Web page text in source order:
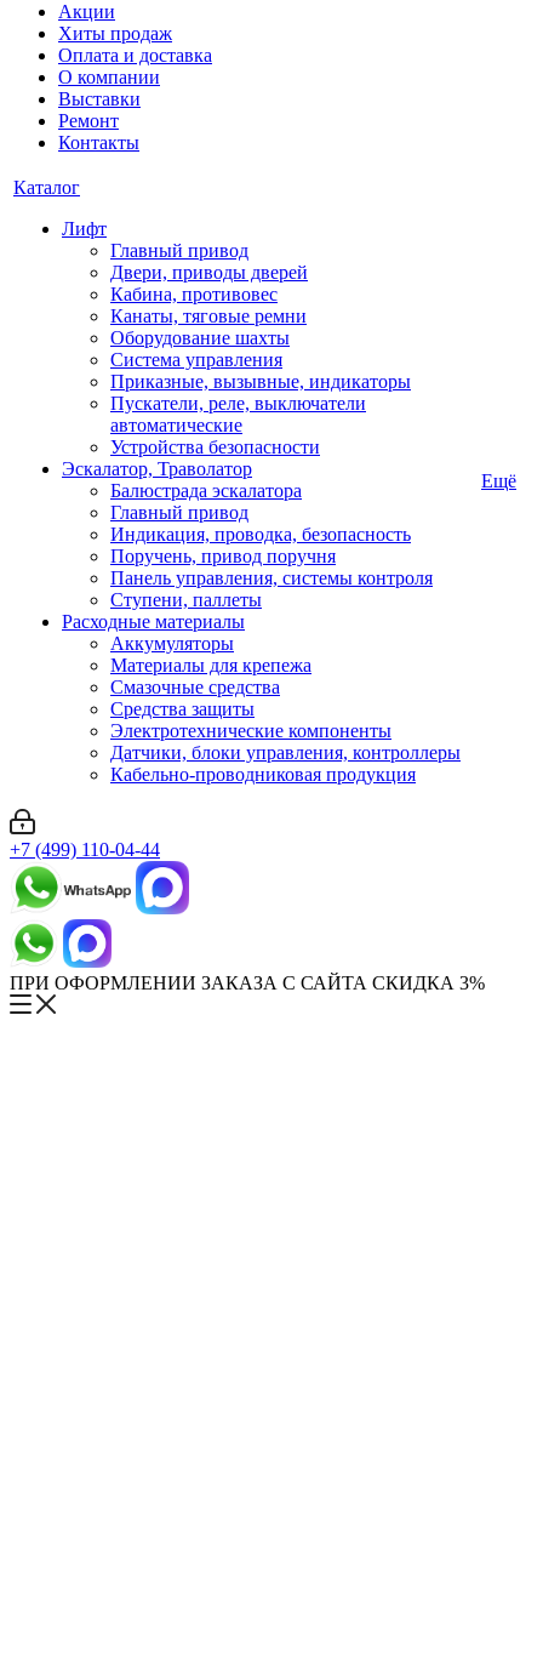
Акции
Хиты продаж
Оплата и доставка
О компании
Выставки
Ремонт
Контакты
Каталог
Лифт
Главный привод
Двери, приводы дверей
Кабина, противовес
Канаты, тяговые ремни
Оборудование шахты
Система управления
Приказные, вызывные, индикаторы
Пускатели, реле, выключатели
автоматические
Устройства безопасности
Эскалатор, Траволатор
Балюстрада эскалатора
Главный привод
Индикация, проводка, безопасность
Поручень, привод поручня
Панель управления, системы контроля
Ступени, паллеты
Расходные материалы
Аккумуляторы
Материалы для крепежа
Смазочные средства
Средства защиты
Электротехнические компоненты
Датчики, блоки управления, контроллеры
Кабельно-проводниковая продукция
Ещё
+7 (499) 110-04-44
ПРИ ОФОРМЛЕНИИ ЗАКАЗА С САЙТА СКИДКА 3%